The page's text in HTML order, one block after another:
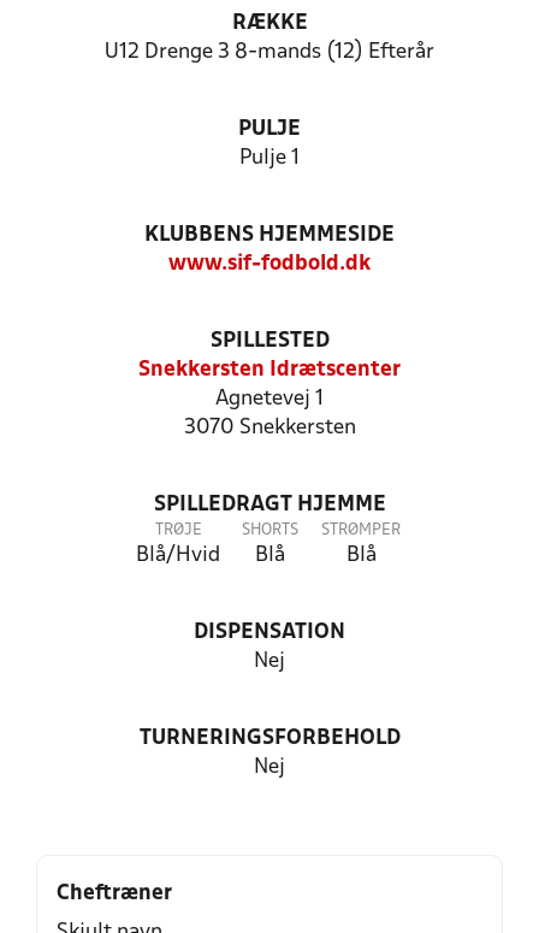
RÆKKE
U12 Drenge 3 8-mands (12) Efterår
PULJE
Pulje 1
KLUBBENS HJEMMESIDE
www.sif-fodbold.dk
SPILLESTED
Snekkersten Idrætscenter
Agnetevej 1
3070 Snekkersten
SPILLEDRAGT HJEMME
TRØJE
Blå/Hvid
SHORTS
Blå
STRØMPER
Blå
DISPENSATION
Nej
TURNERINGSFORBEHOLD
Nej
Cheftræner